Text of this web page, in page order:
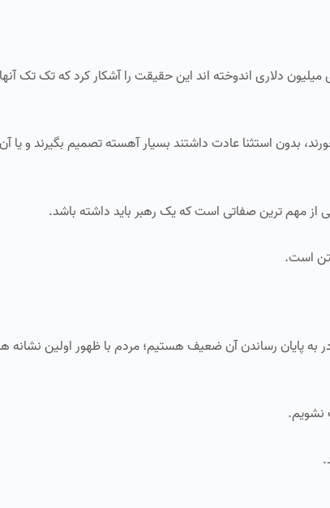
دلاری اندوخته‌ اند این حقیقت را آشکار کرد که تک تک
استثنا عادت داشتند بسیار آهسته تصمیم بگیرند و یا
از مهم‌ ترین صفاتی است که یک رهبر باید داشته باشد.
است.
به پایان رساندن آن ضعیف هستیم؛ مردم با ظهور اولین
نشویم.